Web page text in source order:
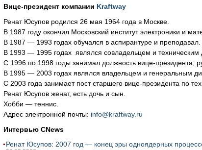
Вице-президент компании Kraftway
Ренат Юсупов родился 26 мая 1964 года в Москве.
В 1987 году окончил Московский институт электроники и
В 1987 — 1993 годах обучался в аспирантуре и преподавал.
В 1993 — 1995 годах являлся совладельцем и
С 1996 по 1998 годы занимал должность вице-президента,
В 1995 — 2003 годах являлся владельцем и генеральным
С 2003 года занимает пост старшего вице-президента по
Ренат Юсупов женат, есть дочь и сын.
Хобби — теннис.
Адрес электронной почты: info@kraftway.ru
Интервью CNews
Ренат Юсупов: 2007 год — конец эры одноядерных